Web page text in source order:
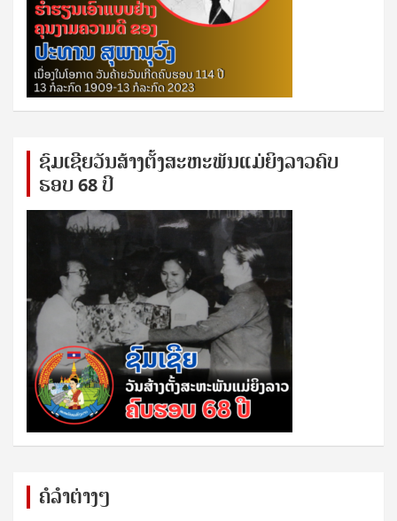
ຊົ​ມ​ເຊີຍ​ວັນ​ສ້າງ​ຕັ້ງ​ສະ​ຫະ​ພັນ​ແມ່​ຍິງ​​ລາວຄົບ​
ຮອບ 68 ປິ
ຄໍລຳຕ່າງໆ